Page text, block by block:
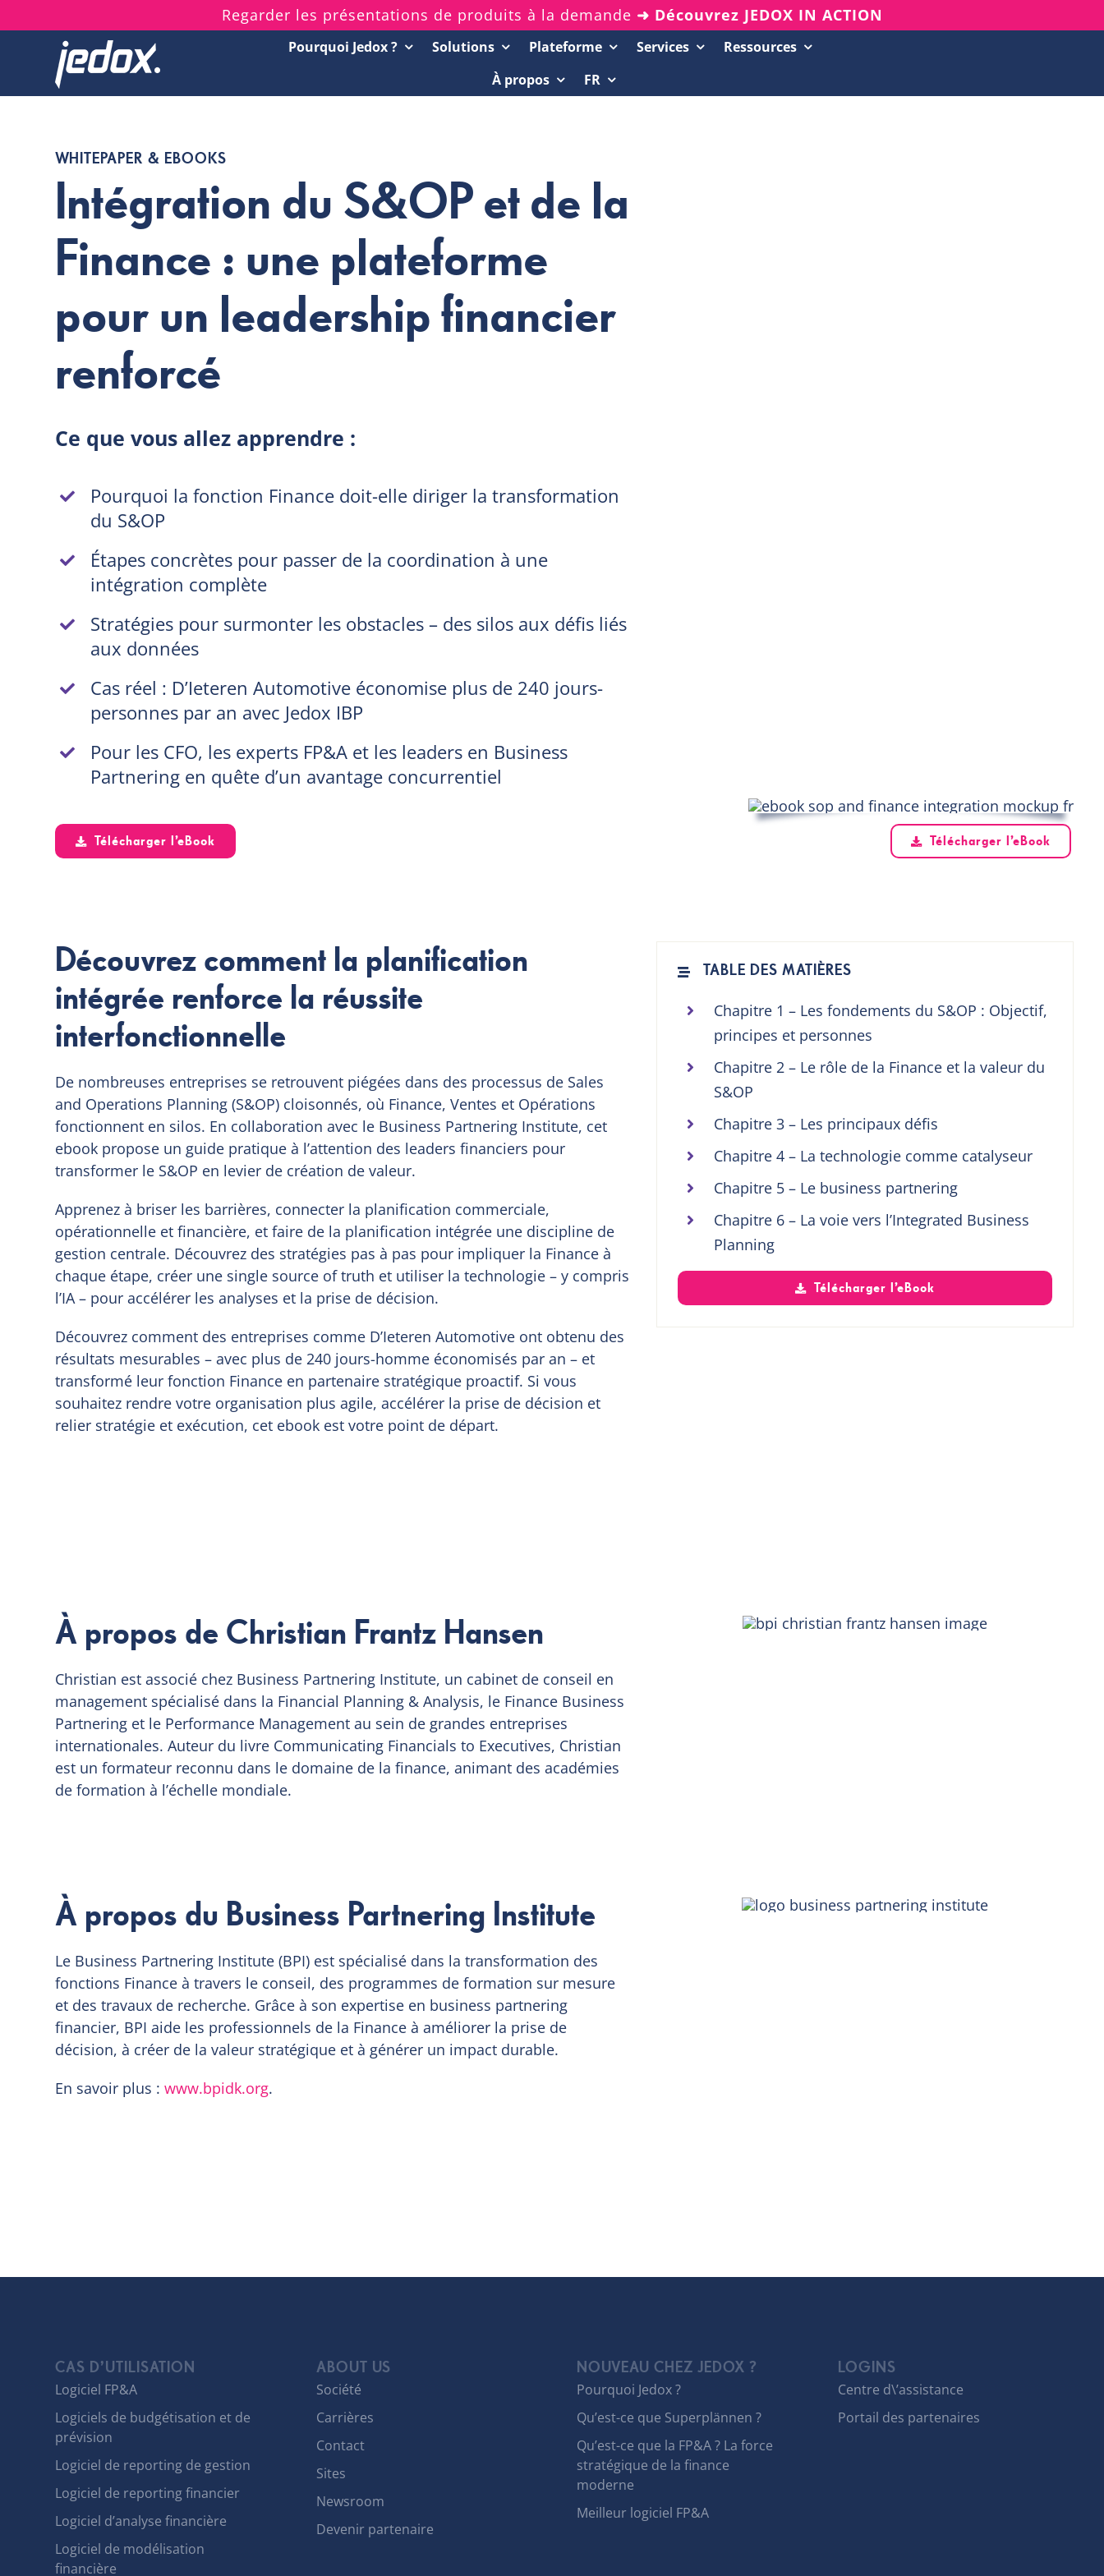
to
Regarder les présentations de produits à la demande ➜ Découvrez JEDOX IN ACTION
Pourquoi Jedox ? Solutions Plateforme Services Ressources
Ressources
Livres blancs et eBooks
Succès clients
À propos FR
WHITEPAPER & EBOOKS
Intégration du S&OP et de la
Finance : une plateforme
pour un leadership financier
renforcé
Ce que vous allez apprendre :
Pourquoi la fonction Finance doit-elle diriger la transformation
du S&OP
Étapes concrètes pour passer de la coordination à une
intégration complète
Stratégies pour surmonter les obstacles – des silos aux défis liés
aux données
Cas réel : D’Ieteren Automotive économise plus de 240 jours-
personnes par an avec Jedox IBP
Pour les CFO, les experts FP&A et les leaders en Business
Partnering en quête d’un avantage concurrentiel
Télécharger l’eBook Télécharger l’eBook
Découvrez comment la planification
intégrée renforce la réussite
interfonctionnelle
De nombreuses entreprises se retrouvent piégées dans des processus de Sales
and Operations Planning (S&OP) cloisonnés, où Finance, Ventes et Opérations
fonctionnent en silos. En collaboration avec le Business Partnering Institute, cet
ebook propose un guide pratique à l’attention des leaders financiers pour
transformer le S&OP en levier de création de valeur.
Apprenez à briser les barrières, connecter la planification commerciale,
opérationnelle et financière, et faire de la planification intégrée une discipline de
gestion centrale. Découvrez des stratégies pas à pas pour impliquer la Finance à
chaque étape, créer une single source of truth et utiliser la technologie – y compris
l’IA – pour accélérer les analyses et la prise de décision.
Découvrez comment des entreprises comme D’Ieteren Automotive ont obtenu des
résultats mesurables – avec plus de 240 jours-homme économisés par an – et
transformé leur fonction Finance en partenaire stratégique proactif. Si vous
souhaitez rendre votre organisation plus agile, accélérer la prise de décision et
relier stratégie et exécution, cet ebook est votre point de départ.
TABLE DES MATIÈRES
Chapitre 1 – Les fondements du S&OP : Objectif,
principes et personnes
Chapitre 2 – Le rôle de la Finance et la valeur du
S&OP
Chapitre 3 – Les principaux défis
Chapitre 4 – La technologie comme catalyseur
Chapitre 5 – Le business partnering
Chapitre 6 – La voie vers l’Integrated Business
Planning
Télécharger l’eBook
À propos de Christian Frantz Hansen
Christian est associé chez Business Partnering Institute, un cabinet de conseil en
management spécialisé dans la Financial Planning & Analysis, le Finance Business
Partnering et le Performance Management au sein de grandes entreprises
internationales. Auteur du livre Communicating Financials to Executives, Christian
est un formateur reconnu dans le domaine de la finance, animant des académies
de formation à l’échelle mondiale.
À propos du Business Partnering Institute
Le Business Partnering Institute (BPI) est spécialisé dans la transformation des
fonctions Finance à travers le conseil, des programmes de formation sur mesure
et des travaux de recherche. Grâce à son expertise en business partnering
financier, BPI aide les professionnels de la Finance à améliorer la prise de
décision, à créer de la valeur stratégique et à générer un impact durable.
En savoir plus :www.bpidk.org.
CAS D’UTILISATION
Logiciel FP&A
Logiciels de budgétisation et de
prévision
Logiciel de reporting de gestion
Logiciel de reporting financier
Logiciel d’analyse financière
Logiciel de modélisation
financière
ABOUT US
Société
Carrières
Contact
Sites
Newsroom
Devenir partenaire
NOUVEAU CHEZ JEDOX ?
Pourquoi Jedox ?
Qu’est-ce que Superplännen ?
Qu’est-ce que la FP&A ? La force
stratégique de la finance
moderne
Meilleur logiciel FP&A
LOGINS
Centre d\’assistance
Portail des partenaires